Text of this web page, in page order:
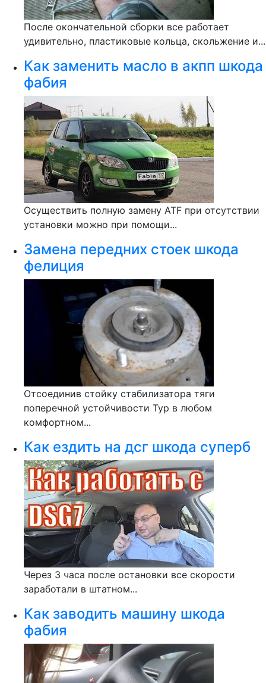
После окончательной сборки все работает
удивительно, пластиковые кольца, скольжение и...
Как заменить масло в акпп шкода
фабия
Осуществить полную замену ATF при отсутствии
установки можно при помощи...
Замена передних стоек шкода
фелиция
Отсоединив стойку стабилизатора тяги
поперечной устойчивости Тур в любом
комфортном...
Как ездить на дсг шкода суперб
Через 3 часа после остановки все скорости
заработали в штатном...
Как заводить машину шкода
фабия